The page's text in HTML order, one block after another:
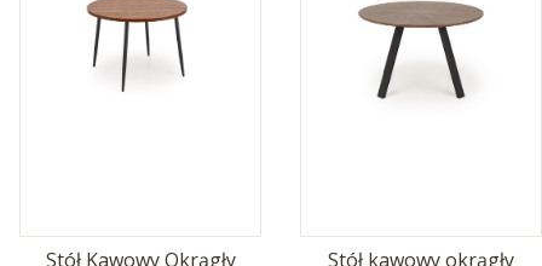
Stół Kawowy Okrągły Stół kawowy okrągły